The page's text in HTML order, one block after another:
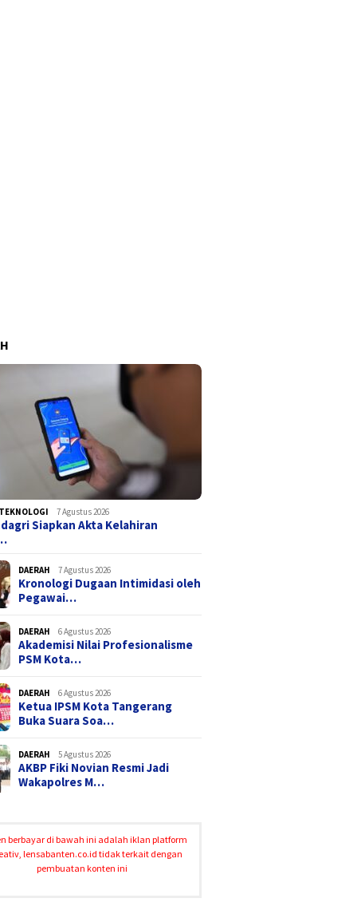
TEKNOLOGI 7 Agustus 2026
Siapkan Akta Kelahiran
DAERAH 7 Agustus 2026
Kronologi Dugaan Intimidasi oleh
Pegawai…
DAERAH 6 Agustus 2026
Akademisi Nilai Profesionalisme
PSM Kota…
DAERAH 6 Agustus 2026
Ketua IPSM Kota Tangerang
Buka Suara Soa…
DAERAH 5 Agustus 2026
AKBP Fiki Novian Resmi Jadi
Wakapolres M…
berbayar di bawah ini adalah iklan platform
lensabanten.co.id tidak terkait dengan
pembuatan konten ini